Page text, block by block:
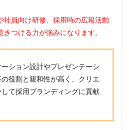
社員向け研修、採用時の広報活動
つける力が強みになります。
ション設計やプレゼンテーシ
役割と親和性が高く、クリエ
て採用ブランディングに貢献